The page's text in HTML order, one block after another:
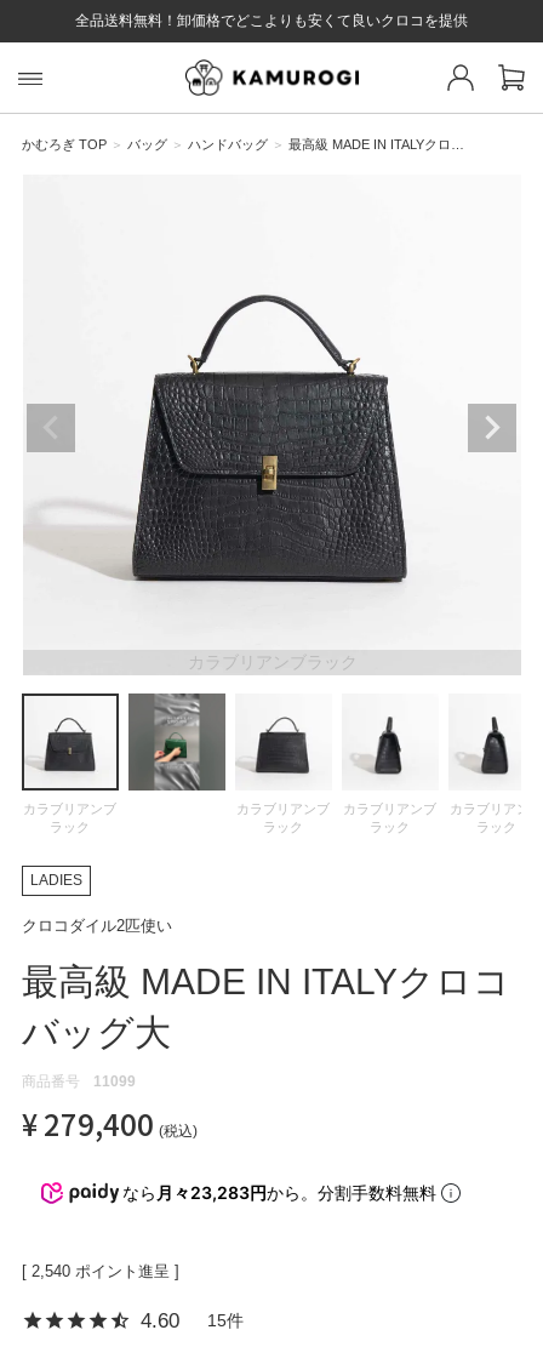
全品送料無料！卸価格でどこよりも安くて良いクロコを提供
ト 様
#キーワードキーワード #キーワ #キー
布・革小物
ンズ
ディース
ランド
OUTLET
ピックス
かむろぎ TOP バッグ ハンドバッグ 最高級 MADE IN ITALYクロ…
カラブリアンブラック
カラブリアンブ
ラック
カラブリアンブ
ラック
カラブリアンブ
ラック
カラブリアンブ
ラック
LADIES
クロコダイル2匹使い
最高級 MADE IN ITALYクロコ
バッグ大
商品番号 11099
¥279,400 税込
なら 月々23,283円から。分割手数料無料
[ 2,540 ポイント進呈 ]
4.60 15